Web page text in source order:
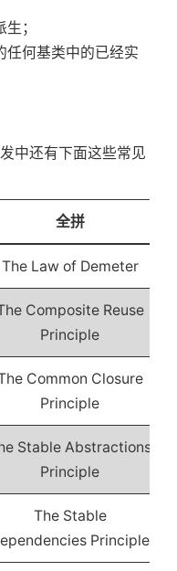
；
任何基类中的已经实
中还有下面这些常见
全拼
The Law of Demeter
Composite Reuse
Principle
Common Closure
Principle
Stable Abstractions
Principle
The Stable
Principle